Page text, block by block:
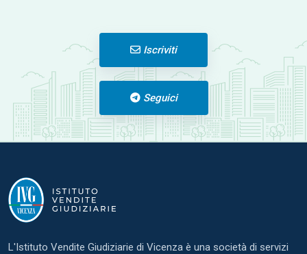
Iscriviti
Seguici
L'Istituto Vendite Giudiziarie di Vicenza è una società di servizi